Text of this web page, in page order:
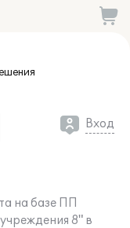
Вход
на базе ПП
8" в